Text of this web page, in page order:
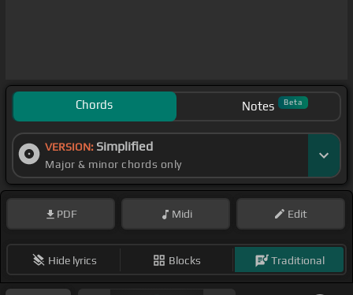
Chords Notes Beta
VERSION: Simplified
Major & minor chords only
PDF Midi Edit
Hide lyrics Blocks Traditional